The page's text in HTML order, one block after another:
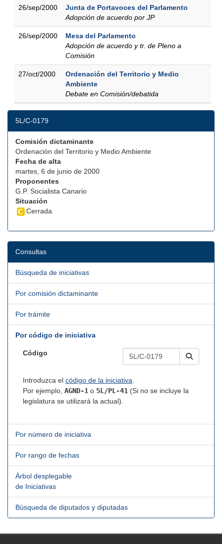
26/sep/2000
Junta de Portavoces del Parlamento
Adopción de acuerdo por JP
26/sep/2000
Mesa del Parlamento
Adopción de acuerdo y tr. de Pleno a
Comisión
27/oct/2000
Ordenación del Territorio y Medio
Ambiente
Debate en Comisión/debatida
5L/C-0179
Comisión dictaminante
Ordenación del Territorio y Medio Ambiente
Fecha de alta
martes, 6 de junio de 2000
Proponentes
G.P. Socialista Canario
Situación
Cerrada
Consultas
Búsqueda de iniciativas
Por comisión dictaminante
Por trámite
Por código de iniciativa
Código
Introduzca el código de la iniciativa.
Por ejemplo, AGND-1 o 5L/PL-41 (Si no se incluye la
legislatura se utilizará la actual).
Por número de iniciativa
Por rango de fechas
Árbol desplegable
de Iniciativas
Búsqueda de diputados y diputadas